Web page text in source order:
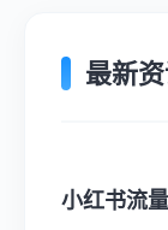
最新
小红书流